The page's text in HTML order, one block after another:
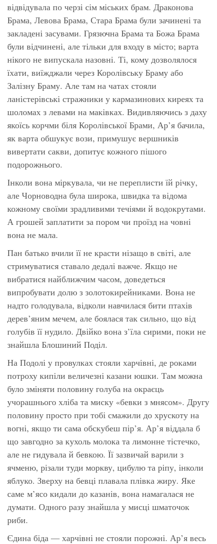
відвідувала по черзі сім міських брам. Драконова
Брама, Левова Брама, Стара Брама були зачинені та
закладені засувами. Грязючна Брама та Божа Брама
були відчинені, але тільки для входу в місто; варта
нікого не випускала назовні. Ті, кому дозволялося
їхати, виїжджали через Королівську Браму або
Залізну Браму. Але там на чатах стояли
ланістерівські стражники у кармазинових киреях та
шоломах з левами на маківках. Видивляючись з даху
якоїсь корчми біля Королівської Брами, Ар’я бачила,
як варта обшукує вози, примушує вершників
вивертати сакви, допитує кожного пішого
подорожнього.
Інколи вона міркувала, чи не переплисти їй річку,
але Чорноводна була широка, швидка та відома
кожному своїми зрадливими течіями й водокрутами.
А грошей заплатити за пором чи проїзд на човні
вона не мала.
Пан батько вчили її не красти нізащо в світі, але
стримуватися ставало дедалі важче. Якщо не
вибратися найближчим часом, доведеться
випробувати долю з золотокирейниками. Вона не
надто голодувала, відколи навчилася бити птахів
дерев’яним мечем, але боялася так сильно, що від
голубів її нудило. Двійко вона з’їла сирими, поки не
знайшла Блошиний Поділ.
На Подолі у провулках стояли харчівні, де роками
потроху кипіли величезні казани юшки. Там можна
було зміняти половину голуба на окраєць
учорашнього хліба та миску «бевки з мнясом». Другу
половину просто при тобі смажили до хрускоту на
вогні, якщо ти сама обскубеш пір’я. Ар’я віддала б
що завгодно за кухоль молока та лимонне тістечко,
але не гидувала й бевкою. Її зазвичай варили з
ячменю, різали туди моркву, цибулю та ріпу, інколи
яблуко. Зверху на бевці плавала плівка жиру. Яке
саме м’ясо кидали до казанів, вона намагалася не
думати. Одного разу знайшла у мисці шматочок
риби.
Єдина біда — харчівні не стояли порожні. Ар’я весь